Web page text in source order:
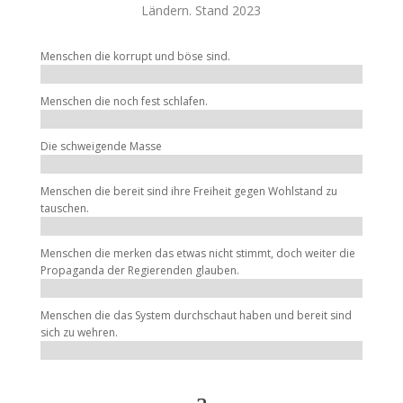
Ländern. Stand 2023
Menschen die korrupt und böse sind.
Menschen die noch fest schlafen.
Die schweigende Masse
Menschen die bereit sind ihre Freiheit gegen Wohlstand zu
tauschen.
Menschen die merken das etwas nicht stimmt, doch weiter die
Propaganda der Regierenden glauben.
Menschen die das System durchschaut haben und bereit sind
sich zu wehren.